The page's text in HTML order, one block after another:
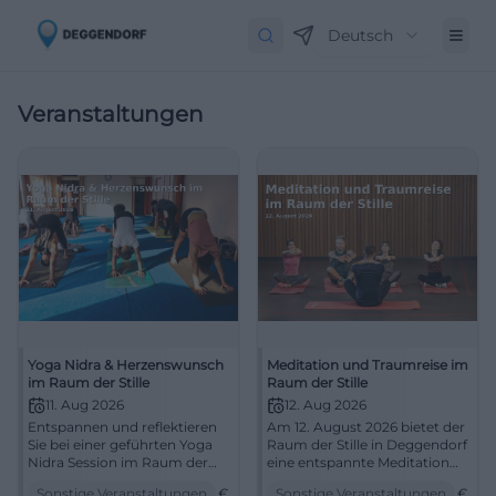
Deutsch
Veranstaltungen
Yoga Nidra & Herzenswunsch
im Raum der Stille
11. Aug 2026
Entspannen und reflektieren
Sie bei einer geführten Yoga
Nidra Session im Raum der
Meditation und Traumreise im
Raum der Stille
12. Aug 2026
Am 12. August 2026 bietet der
Raum der Stille in Deggendorf
eine entspannte Meditation